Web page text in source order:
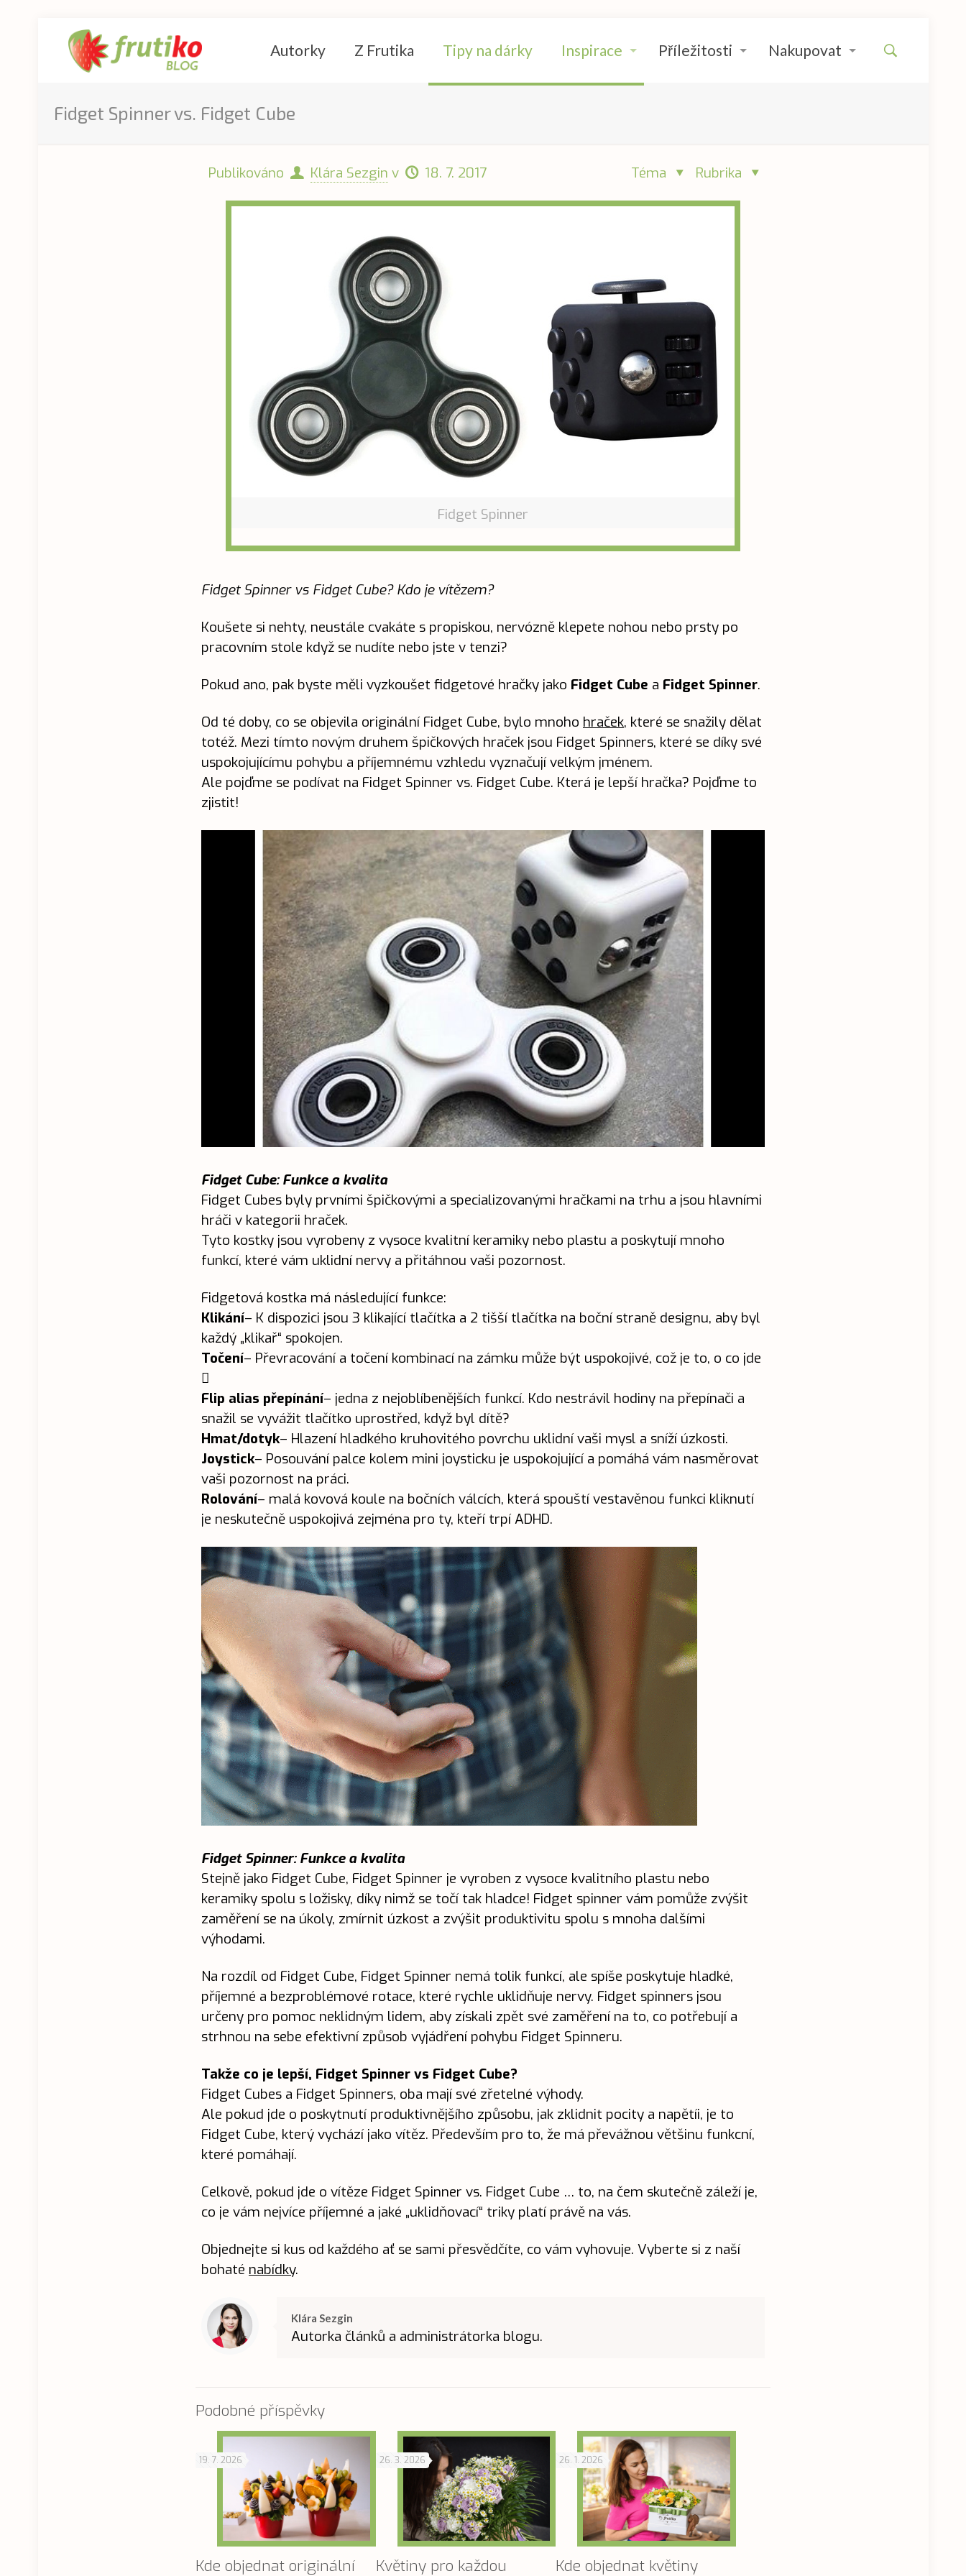
Autorky Z Frutika Tipy na dárky Inspirace Příležitosti Nakupovat
Fidget Spinner vs. Fidget Cube
Publikováno Klára Sezgin v 18. 7. 2017 Rubrika
Téma
Fidget Spinner
Fidget Spinner vs Fidget Cube? Kdo je vítězem?
Koušete si nehty, neustále cvakáte s propiskou, nervózně klepete nohou nebo prsty po
pracovním stole když se nudíte nebo jste v tenzi?
Pokud ano, pak byste měli vyzkoušet fidgetové hračky jako Fidget Cube a Fidget Spinner.
Od té doby, co se objevila originální Fidget Cube, bylo mnoho hraček, které se snažily dělat
totéž. Mezi tímto novým druhem špičkových hraček jsou Fidget Spinners, které se díky své
uspokojujícímu pohybu a příjemnému vzhledu vyznačují velkým jménem.
Ale pojďme se podívat na Fidget Spinner vs. Fidget Cube. Která je lepší hračka? Pojďme to
zjistit!
Fidget Cube: Funkce a kvalita
Fidget Cubes byly prvními špičkovými a specializovanými hračkami na trhu a jsou hlavními
hráči v kategorii hraček.
Tyto kostky jsou vyrobeny z vysoce kvalitní keramiky nebo plastu a poskytují mnoho
funkcí, které vám uklidní nervy a přitáhnou vaši pozornost.
Fidgetová kostka má následující funkce:
Klikání– K dispozici jsou 3 klikající tlačítka a 2 tišší tlačítka na boční straně designu, aby byl
každý „klikař“ spokojen.
Točení– Převracování a točení kombinací na zámku může být uspokojivé, což je to, o co jde

Flip alias přepínání– jedna z nejoblíbenějších funkcí. Kdo nestrávil hodiny na přepínači a
snažil se vyvážit tlačítko uprostřed, když byl dítě?
Hmat/dotyk– Hlazení hladkého kruhovitého povrchu uklidní vaši mysl a sníží úzkosti.
Joystick– Posouvání palce kolem mini joysticku je uspokojující a pomáhá vám nasměrovat
vaši pozornost na práci.
Rolování– malá kovová koule na bočních válcích, která spouští vestavěnou funkci kliknutí
je neskutečně uspokojivá zejména pro ty, kteří trpí ADHD.
Fidget Spinner: Funkce a kvalita
Stejně jako Fidget Cube, Fidget Spinner je vyroben z vysoce kvalitního plastu nebo
keramiky spolu s ložisky, díky nimž se točí tak hladce! Fidget spinner vám pomůže zvýšit
zaměření se na úkoly, zmírnit úzkost a zvýšit produktivitu spolu s mnoha dalšími
výhodami.
Na rozdíl od Fidget Cube, Fidget Spinner nemá tolik funkcí, ale spíše poskytuje hladké,
příjemné a bezproblémové rotace, které rychle uklidňuje nervy. Fidget spinners jsou
určeny pro pomoc neklidným lidem, aby získali zpět své zaměření na to, co potřebují a
strhnou na sebe efektivní způsob vyjádření pohybu Fidget Spinneru.
Takže co je lepší, Fidget Spinner vs Fidget Cube?
Fidget Cubes a Fidget Spinners, oba mají své zřetelné výhody.
Ale pokud jde o poskytnutí produktivnějšího způsobu, jak zklidnit pocity a napětíi, je to
Fidget Cube, který vychází jako vítěz. Především pro to, že má převážnou většinu funkcní,
které pomáhají.
Celkově, pokud jde o vítěze Fidget Spinner vs. Fidget Cube … to, na čem skutečně záleží je,
co je vám nejvíce příjemné a jaké „uklidňovací“ triky platí právě na vás.
Objednejte si kus od každého ať se sami přesvědčíte, co vám vyhovuje. Vyberte si z naší
bohaté nabídky.
Klára Sezgin
Autorka článků a administrátorka blogu.
Podobné příspěvky
19. 7. 2026
Kde objednat originální
26. 3. 2026
Květiny pro každou
26. 1. 2026
Kde objednat květiny